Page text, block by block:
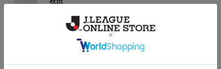
愛するクラブのアパレル・ファッション小物もチェ